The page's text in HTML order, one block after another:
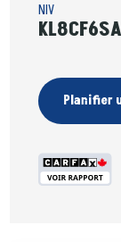
NIV
Planifier